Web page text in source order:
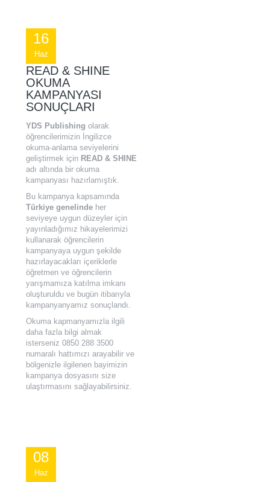
16
Haz
READ & SHINE
OKUMA
KAMPANYASI
SONUÇLARI
YDS Publishing olarak
öğrencilerimizin İngilizce
okuma-anlama seviyelerini
geliştirmek için READ & SHINE
adı altında bir okuma
kampanyası hazırlamıştık.
Bu kampanya kapsamında
Türkiye genelinde her
seviyeye uygun düzeyler için
yayınladığımız hikayelerimizi
kullanarak öğrencilerin
kampanyaya uygun şekilde
hazırlayacakları içeriklerle
öğretmen ve öğrencilerin
yarışmamıza katılma imkanı
oluşturuldu ve bugün itibarıyla
kampanyanyamız sonuçlandı.
Okuma kapmanyamızla ilgili
daha fazla bilgi almak
isterseniz 0850 288 3500
numaralı hattımızı arayabilir ve
bölgenizle ilgilenen bayimizin
kampanya dosyasını size
ulaştırmasını sağlayabilirsiniz.
08
Haz